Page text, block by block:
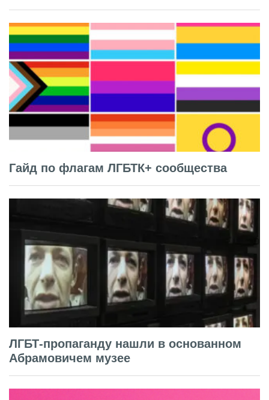
Гайд по флагам ЛГБТК+ сообщества
ЛГБТ-пропаганду нашли в основанном
Абрамовичем музее